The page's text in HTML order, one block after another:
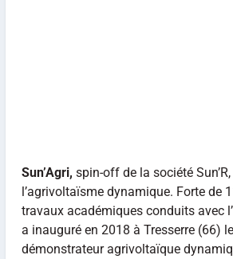
Sun’Agri, spin-off de la société
l’agrivoltaïsme dynamique. Forte de
travaux académiques conduits avec
a inauguré en 2018 à Tresserre (66)
démonstrateur agrivoltaïque